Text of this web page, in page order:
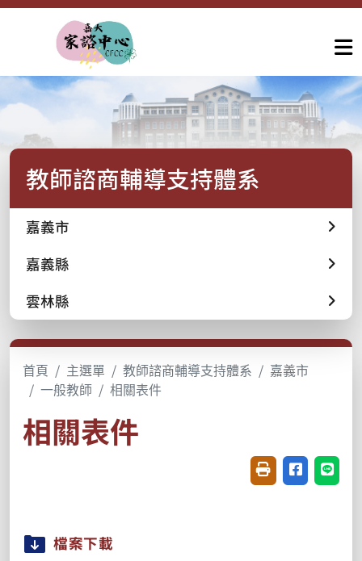
教師諮商輔導支持體系
嘉義市
嘉義縣
雲林縣
首頁 主選單 教師諮商輔導支持體系
嘉義市
一般教師
相關表件
相關表件
友善列印(開新視
分享至臉書
分享
檔案下載